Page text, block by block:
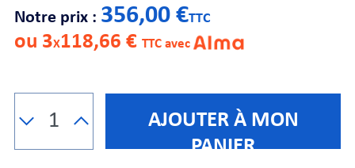
Notre prix : 356,00 €TTC
ou 3X118,66 € TTC avec
AJOUTER À MON
PANIER